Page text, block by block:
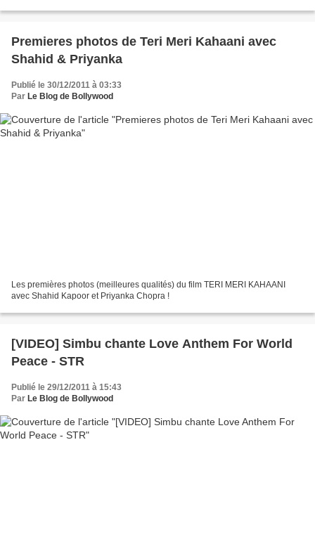
Premieres photos de Teri Meri Kahaani avec
Shahid & Priyanka
Publié le 30/12/2011 à 03:33
Par Le Blog de Bollywood
Les premières photos (meilleures qualités) du film TERI MERI KAHAANI
avec Shahid Kapoor et Priyanka Chopra !
[VIDEO] Simbu chante Love Anthem For World
Peace - STR
Publié le 29/12/2011 à 15:43
Par Le Blog de Bollywood